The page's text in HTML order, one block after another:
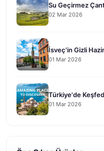
Su Geçirmez
02 Mar 2026
İsveç'in Gizli
01 Mar 2026
Türkiye'de
01 Mar 2026